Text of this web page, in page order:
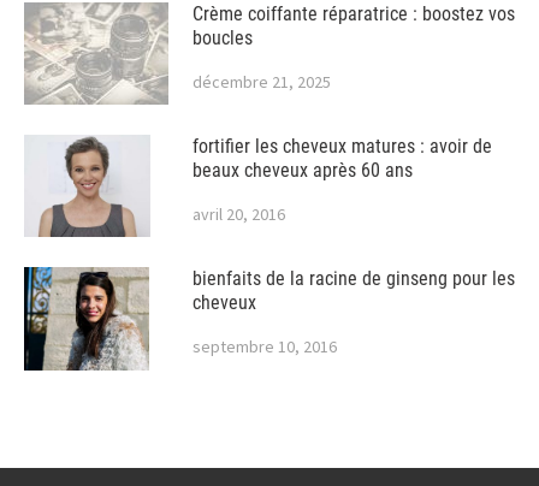
Crème coiffante réparatrice : boostez vos
boucles
décembre 21, 2025
fortifier les cheveux matures : avoir de
beaux cheveux après 60 ans
avril 20, 2016
bienfaits de la racine de ginseng pour les
cheveux
septembre 10, 2016